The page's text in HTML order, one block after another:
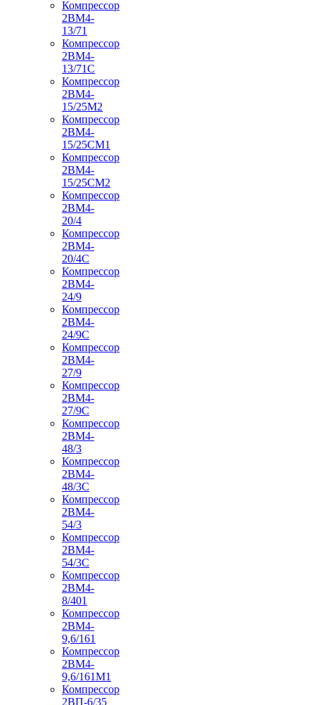
Компрессор
2ВМ4-
13/71
Компрессор
2ВМ4-
13/71С
Компрессор
2ВМ4-
15/25М2
Компрессор
2ВМ4-
15/25СМ1
Компрессор
2ВМ4-
15/25СМ2
Компрессор
2ВМ4-
20/4
Компрессор
2ВМ4-
20/4С
Компрессор
2ВМ4-
24/9
Компрессор
2ВМ4-
24/9С
Компрессор
2ВМ4-
27/9
Компрессор
2ВМ4-
27/9С
Компрессор
2ВМ4-
48/3
Компрессор
2ВМ4-
48/3С
Компрессор
2ВМ4-
54/3
Компрессор
2ВМ4-
54/3С
Компрессор
2ВМ4-
8/401
Компрессор
2ВМ4-
9,6/161
Компрессор
2ВМ4-
9,6/161М1
Компрессор
2ВП-6/35